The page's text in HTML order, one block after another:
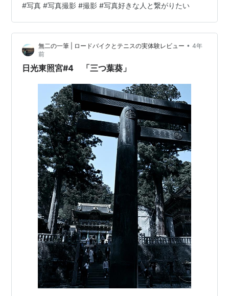
#写真 #写真撮影 #撮影 #写真好きな人と繋がりたい
無二の一筆 | ロードバイクとテニスの実体験レビュー • 4年
前
日光東照宮#4 「三つ葉葵」